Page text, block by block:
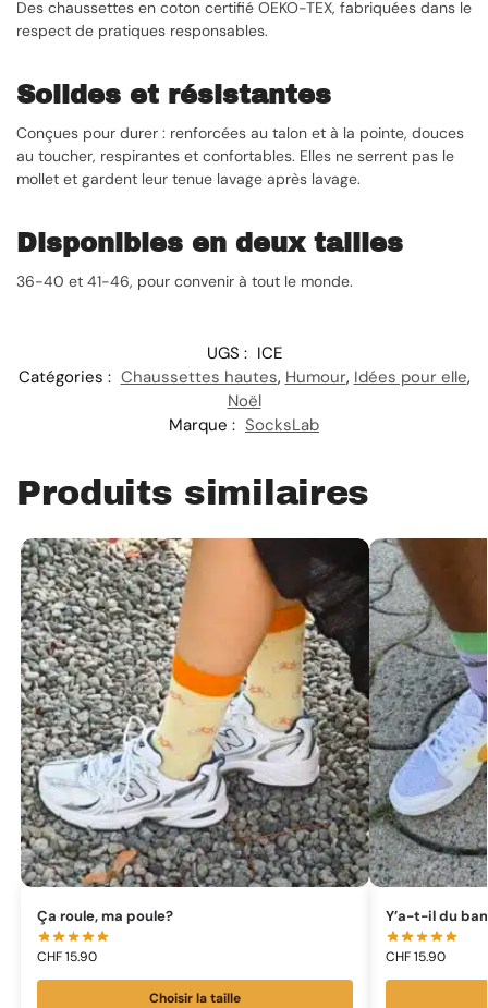
Des chaussettes en coton certifié OEKO-TEX, fabriquées dans le
respect de pratiques responsables.
Solides et résistantes
Conçues pour durer : renforcées au talon et à la pointe, douces
au toucher, respirantes et confortables. Elles ne serrent pas le
mollet et gardent leur tenue lavage après lavage.
Disponibles en deux tailles
36-40 et 41-46, pour convenir à tout le monde.
UGS : ICE
Catégories : Chaussettes hautes, Humour, Idées pour elle,
Noël
Marque : SocksLab
Produits similaires
Ça roule, ma poule?
CHF15.90
Choisir la taille
Y’a-t-il du
CHF15.90